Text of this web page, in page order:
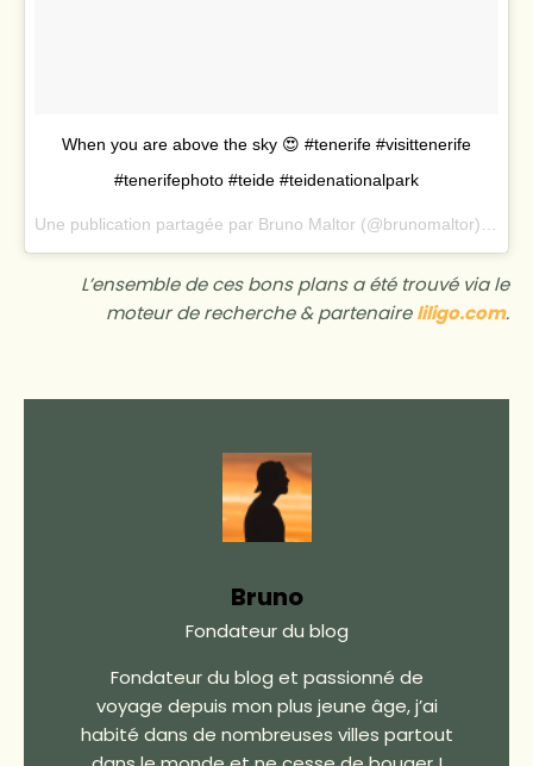
When you are above the sky 😍 #tenerife #visittenerife
#tenerifephoto #teide #teidenationalpark
Une publication partagée par Bruno Maltor (@brunomaltor) le
L’ensemble de ces bons plans a été trouvé via le
moteur de recherche & partenaireliligo.com.
Bruno
Fondateur du blog
Fondateur du blog et passionné de
voyage depuis mon plus jeune âge, j’ai
habité dans de nombreuses villes partout